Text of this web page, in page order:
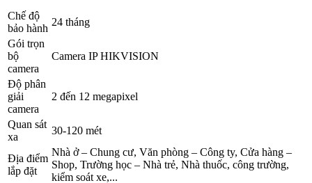
Chế độ
bảo hành
24 tháng
Gói trọn
bộ
camera
Camera IP HIKVISION
Độ phân
giải
camera
2 đến 12 megapixel
Quan sát
xa
30-120 mét
Địa điểm
lắp đặt
Nhà ở – Chung cư, Văn phòng – Công ty, Cửa hàng –
Shop, Trường học – Nhà trẻ, Nhà thuốc, công trường,
kiểm soát xe,...